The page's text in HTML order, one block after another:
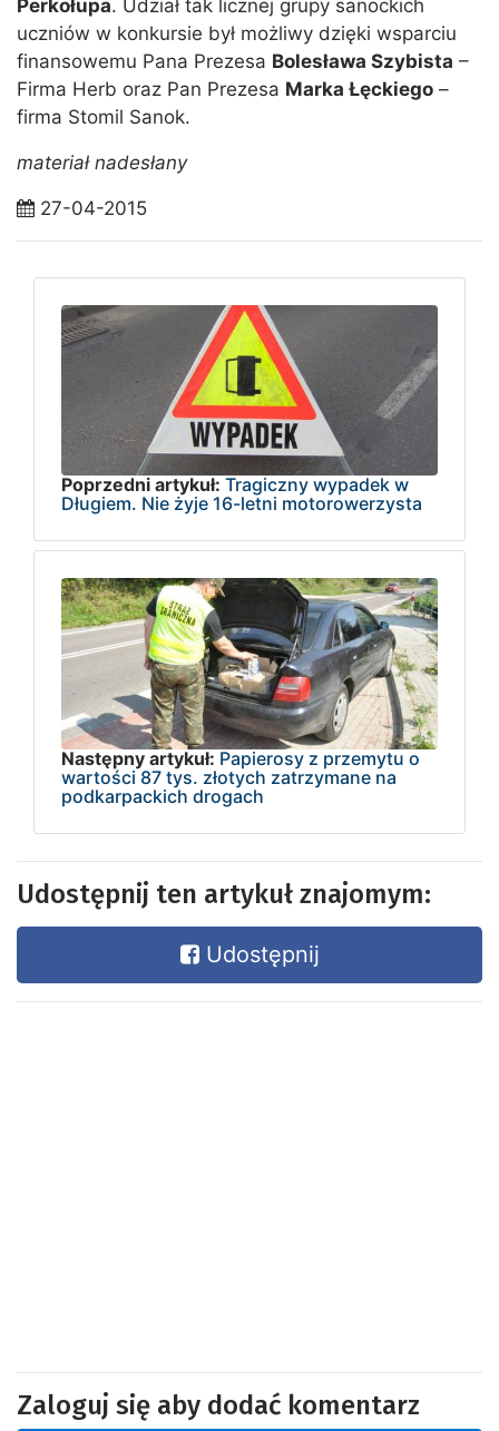
Perkołupa. Udział tak licznej grupy sanockich
uczniów w konkursie był możliwy dzięki wsparciu
finansowemu Pana Prezesa Bolesława Szybista –
Firma Herb oraz Pan Prezesa Marka Łęckiego –
firma Stomil Sanok.
materiał nadesłany
27-04-2015
Poprzedni artykuł: Tragiczny wypadek w
Długiem. Nie żyje 16-letni motorowerzysta
Następny artykuł: Papierosy z przemytu o
wartości 87 tys. złotych zatrzymane na
podkarpackich drogach
Udostępnij ten artykuł znajomym:
Udostępnij
Zaloguj się aby dodać komentarz